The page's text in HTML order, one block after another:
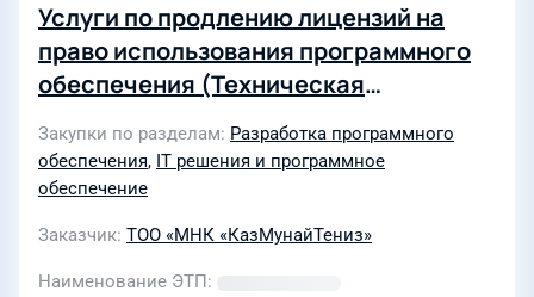
Услуги по продлению лицензий на
право использования программного
обеспечения (Техническая
поддержка и обновление версий
программного продукта DLP)
Закупки по разделам Разработка программного
обеспечения, IT решения и программное
обеспечение
Заказчик ТОО «МНК «КазМунайТениз»
Наименование ЭТП